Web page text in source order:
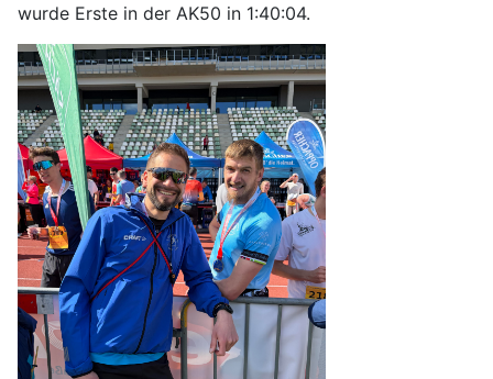
wurde Erste in der AK50 in 1:40:04.